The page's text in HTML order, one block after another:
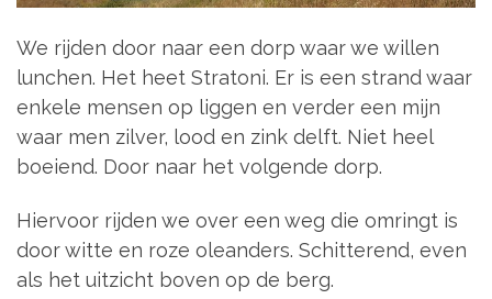
We rijden door naar een dorp waar we willen
lunchen. Het heet Stratoni. Er is een strand waar
enkele mensen op liggen en verder een mijn
waar men zilver, lood en zink delft. Niet heel
boeiend. Door naar het volgende dorp.
Hiervoor rijden we over een weg die omringt is
door witte en roze oleanders. Schitterend, even
als het uitzicht boven op de berg.